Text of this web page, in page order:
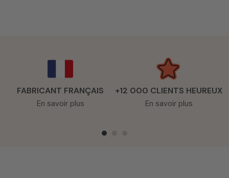
FABRICANT FRANÇAIS
En savoir plus
+12 000 CLIENTS HEUREUX
En savoir plus